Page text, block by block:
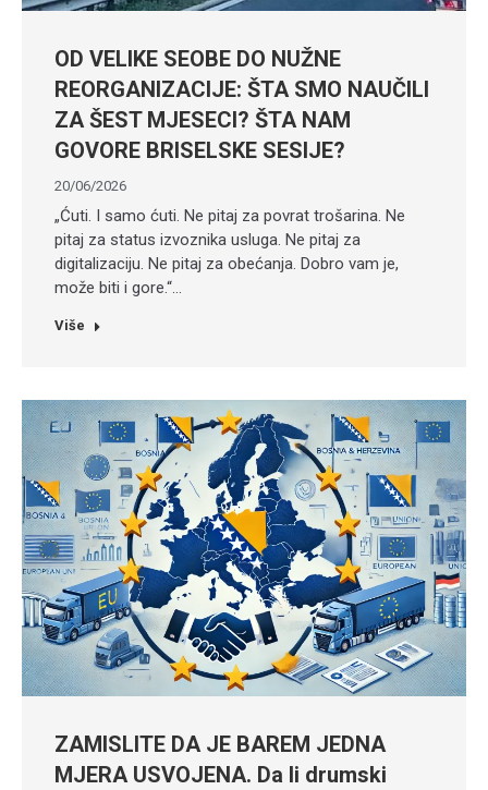
OD VELIKE SEOBE DO NUŽNE
REORGANIZACIJE: ŠTA SMO NAUČILI
ZA ŠEST MJESECI? ŠTA NAM
GOVORE BRISELSKE SESIJE?
20/06/2026
„Ćuti. I samo ćuti. Ne pitaj za povrat trošarina. Ne
pitaj za status izvoznika usluga. Ne pitaj za
digitalizaciju. Ne pitaj za obećanja. Dobro vam je,
može biti i gore.“…
Više
ZAMISLITE DA JE BAREM JEDNA
MJERA USVOJENA. Da li drumski